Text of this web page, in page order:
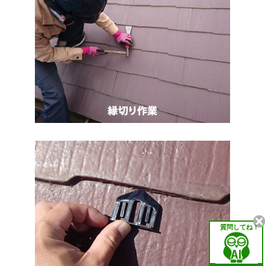
質問してね！